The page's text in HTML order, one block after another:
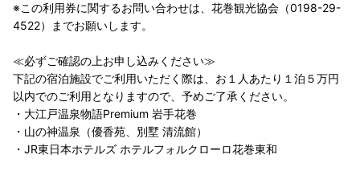
※この利用券に関するお問い合わせは、花巻観光協会（0198-29-
4522）までお願いします。
≪必ずご確認の上お申し込みください≫
下記の宿泊施設でご利用いただく際は、お１人あたり１泊５万円
以内でのご利用となりますので、予めご了承ください。
・大江戸温泉物語Premium 岩手花巻
・山の神温泉（優香苑、別墅 清流館）
・JR東日本ホテルズ ホテルフォルクローロ花巻東和